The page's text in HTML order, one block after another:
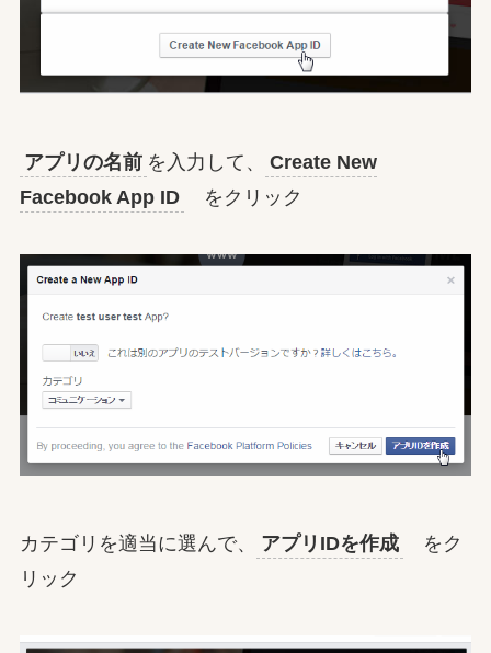
アプリの名前 を入力して、
Create New
Facebook App ID
をクリック
カテゴリを適当に選んで、 アプリIDを作成
をク
リック